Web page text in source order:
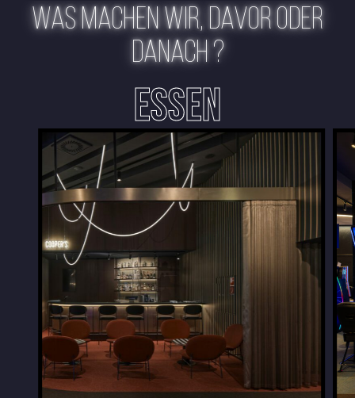
WAS MACHEN WIR, DAVOR ODER
DANACH ?
ESSEN